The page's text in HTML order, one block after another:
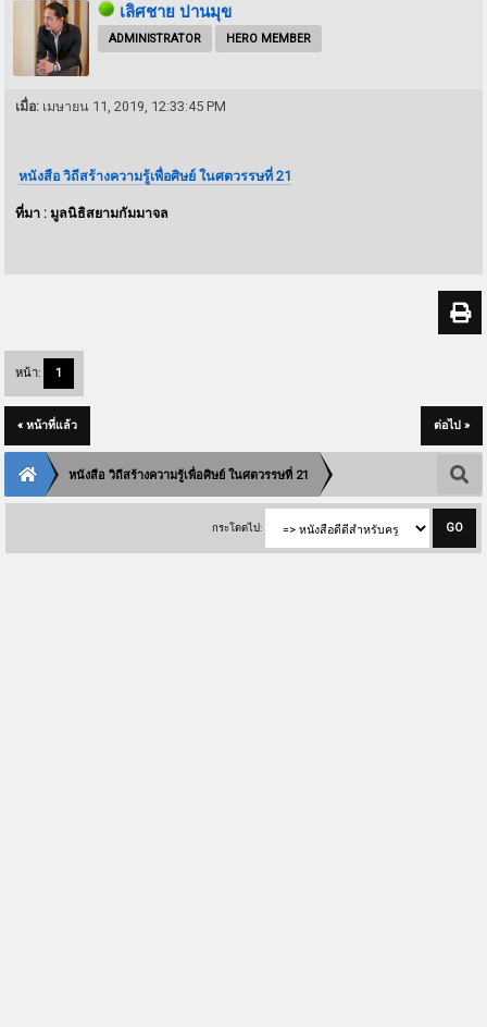
เลิศชาย ปานมุข
ADMINISTRATOR HERO MEMBER
เมื่อ: เมษายน 11, 2019, 12:33:45 PM
หนังสือ วิถีสร้างความรู้เพื่อศิษย์ ในศตวรรษที่ 21
ที่มา : มูลนิธิสยามกัมมาจล
หน้า: 1
« หน้าที่แล้ว ต่อไป »
หนังสือ วิถีสร้างความรู้เพื่อศิษย์ ในศตวรรษที่ 21
กระโดดไป: